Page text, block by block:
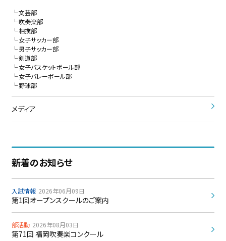
文芸部
吹奏楽部
相撲部
女子サッカー部
男子サッカー部
剣道部
女子バスケットボール部
女子バレーボール部
野球部
メディア
新着のお知らせ
入試情報 2026年06月09日
第1回オープンスクールのご案内
部活動 2026年08月03日
第71回 福岡吹奏楽コンクール